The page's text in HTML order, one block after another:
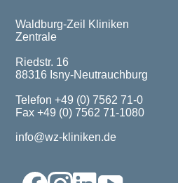
Waldburg-Zeil Kliniken
Zentrale
Riedstr. 16
88316 Isny-Neutrauchburg
Telefon +49 (0) 7562 71-0
Fax +49 (0) 7562 71-1080
info@wz-kliniken.de